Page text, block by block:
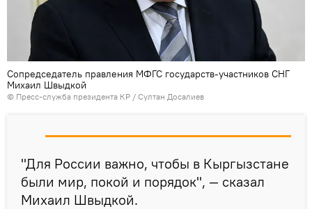
Сопредседатель правления МФГС государств-участников СНГ
Михаил Швыдкой
© Пресс-служба президента КР / Султан Досалиев
"Для России важно, чтобы в Кыргызстане
были мир, покой и порядок", — сказал
Михаил Швыдкой.